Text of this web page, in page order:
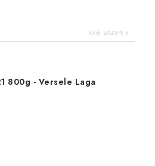
Kód: 4949/5 K
800g - Versele Laga